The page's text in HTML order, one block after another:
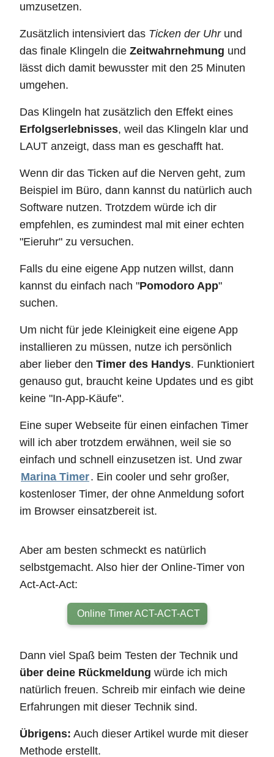
umzusetzen.
Zusätzlich intensiviert das Ticken der Uhrund
das finale Klingeln die Zeitwahrnehmung und
lässt dich damit bewusster mit den 25 Minuten
umgehen.
Das Klingeln hat zusätzlich den Effekt eines
Erfolgserlebnisses, weil das Klingeln klar und
LAUT anzeigt, dass man es geschafft hat.
Wenn dir das Ticken auf die Nerven geht, zum
Beispiel im Büro, dann kannst du natürlich auch
Software nutzen. Trotzdem würde ich dir
empfehlen, es zumindest mal mit einer echten
"Eieruhr" zu versuchen.
Falls du eine eigene App nutzen willst, dann
kannst du einfach nach "Pomodoro App"
suchen.
Um nicht für jede Kleinigkeit eine eigene App
installieren zu müssen, nutze ich persönlich
aber lieber den Timer des Handys. Funktioniert
genauso gut, braucht keine Updates und es gibt
keine "In-App-Käufe".
Eine super Webseite für einen einfachen Timer
will ich aber trotzdem erwähnen, weil sie so
einfach und schnell einzusetzen ist. Und zwar
Marina Timer. Ein cooler und sehr großer,
kostenloser Timer, der ohne Anmeldung sofort
im Browser einsatzbereit ist.
Aber am besten schmeckt es natürlich
selbstgemacht. Also hier der Online-Timer von
Act-Act-Act:
Online Timer ACT-ACT-ACT
Dann viel Spaß beim Testen der Technik und
über deine Rückmeldung würde ich mich
natürlich freuen. Schreib mir einfach wie deine
Erfahrungen mit dieser Technik sind.
Übrigens: Auch dieser Artikel wurde mit dieser
Methode erstellt.